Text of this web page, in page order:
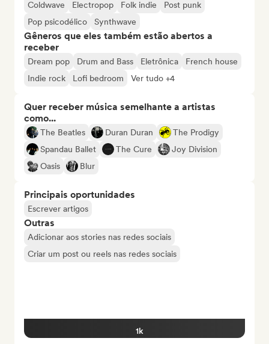
Coldwave Electropop Folk indie
Post punk
Pop psicodélico
Synthwave
Gêneros que eles também estão abertos a
receber
Dream pop Drum and Bass Eletrônica
French house
Indie rock
Lofi bedroom Ver tudo +4
Quer receber música semelhante a artistas
como...
The Beatles Duran Duran
The Prodigy
Spandau Ballet
The Cure
Joy Division
Oasis
Blur
Principais oportunidades
Escrever artigos
Outras
Adicionar aos stories nas redes sociais
Criar um post ou reels nas redes sociais
1k